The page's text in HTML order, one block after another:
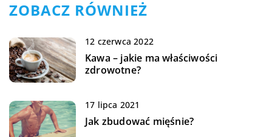
ZOBACZ RÓWNIEŻ
12 czerwca 2022
Kawa – jakie ma właściwości
zdrowotne?
17 lipca 2021
Jak zbudować mięśnie?